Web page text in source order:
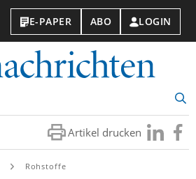
E-PAPER ABO LOGIN
Artikel drucken Besuchen
Sie
Sie
Rohstoffe